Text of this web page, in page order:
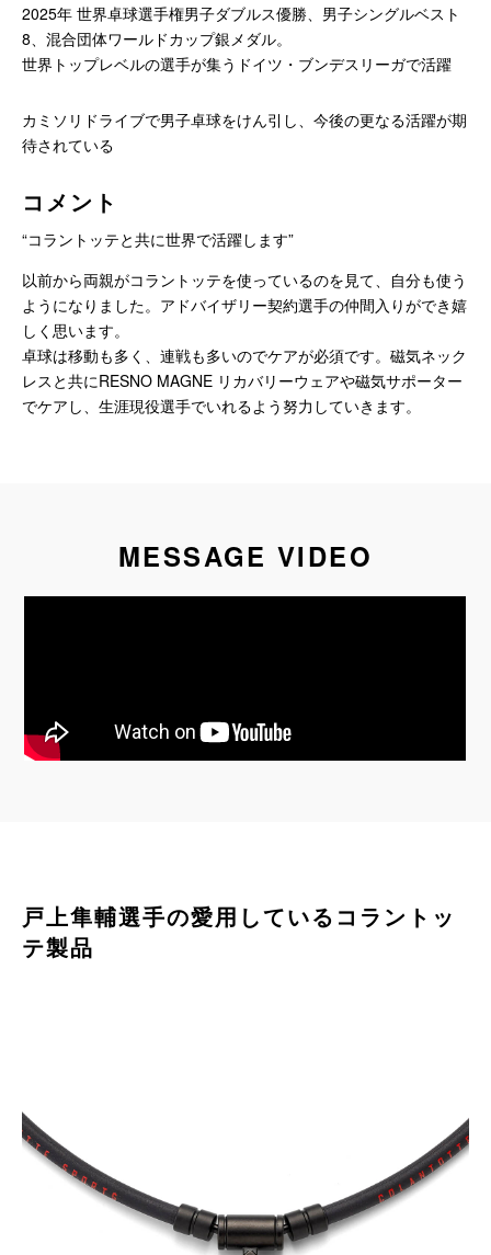
2025年 世界卓球選手権男子ダブルス優勝、男子シングルベスト
8、混合団体ワールドカップ銀メダル。
世界トップレベルの選手が集うドイツ・ブンデスリーガで活躍
カミソリドライブで男子卓球をけん引し、今後の更なる活躍が期
待されている
コメント
“コラントッテと共に世界で活躍します”
以前から両親がコラントッテを使っているのを見て、自分も使う
ようになりました。アドバイザリー契約選手の仲間入りができ嬉
しく思います。
卓球は移動も多く、連戦も多いのでケアが必須です。磁気ネック
レスと共にRESNO MAGNE リカバリーウェアや磁気サポーター
でケアし、生涯現役選手でいれるよう努力していきます。
MESSAGE VIDEO
戸上隼輔選手の愛用しているコラントッ
テ製品